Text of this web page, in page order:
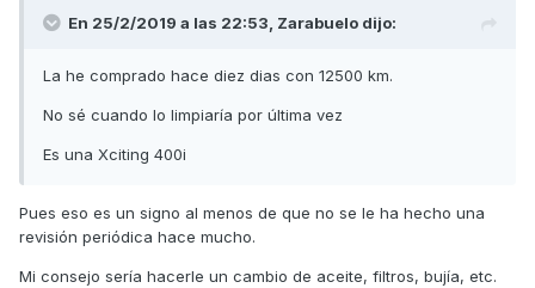
En 25/2/2019 a las 22:53, Zarabuelo dijo:
La he comprado hace diez dias con 12500 km.
No sé cuando lo limpiaría por última vez
Es una Xciting 400i
Pues eso es un signo al menos de que no se le ha hecho una
revisión periódica hace mucho.
Mi consejo sería hacerle un cambio de aceite, filtros, bujía, etc.